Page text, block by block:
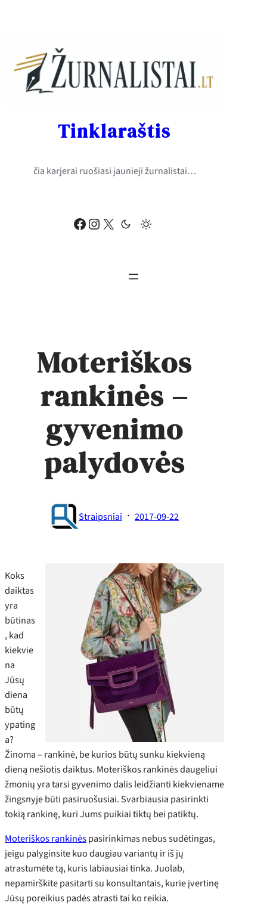
Facebook Instagram X
Tinklaraštis
čia karjerai ruošiasi jaunieji žurnalistai…
Moteriškos
rankinės –
gyvenimo
palydovės
Straipsniai · 2017-09-22
Koks
daiktas
yra
būtinas
, kad
kiekvie
na
Jūsų
diena
būtų
ypating
a?
Žinoma – rankinė, be kurios būtų sunku kiekvieną
dieną nešiotis daiktus. Moteriškos rankinės daugeliui
žmonių yra tarsi gyvenimo dalis leidžianti kiekviename
žingsnyje būti pasiruošusiai. Svarbiausia pasirinkti
tokią rankinę, kuri Jums puikiai tiktų bei patiktų.
Moteriškos rankinėspasirinkimas nebus sudėtingas,
jeigu palyginsite kuo daugiau variantų ir iš jų
atrastumėte tą, kuris labiausiai tinka. Juolab,
nepamirškite pasitarti su konsultantais, kurie įvertinę
Jūsų poreikius padės atrasti tai ko reikia.